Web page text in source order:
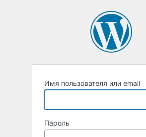
Имя пользователя или email
Пароль